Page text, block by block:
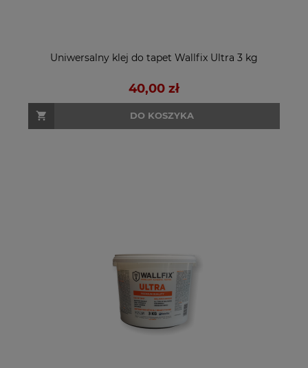
Uniwersalny klej do tapet Wallfix Ultra 3 kg
40,00 zł
DO KOSZYKA